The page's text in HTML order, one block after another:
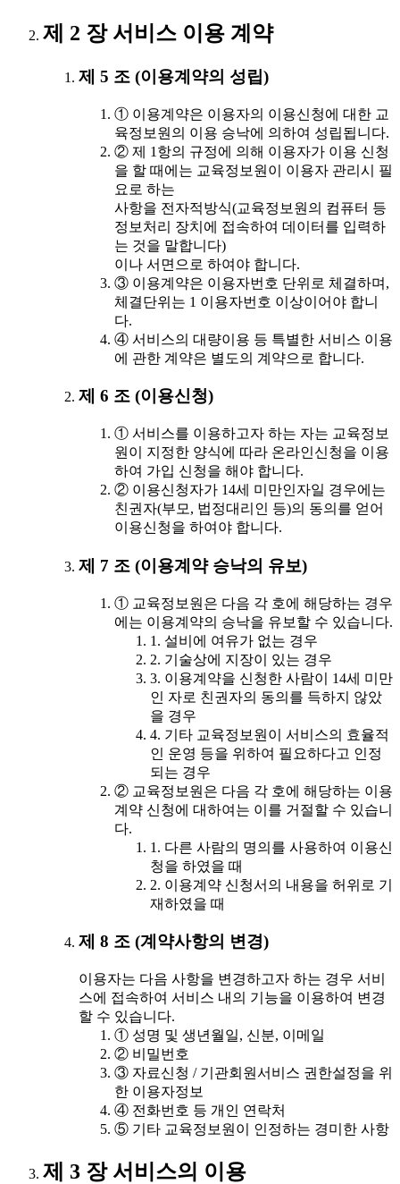
제 2 장 서비스 이용 계약
제 5 조 (이용계약의 성립)
① 이용계약은 이용자의 이용신청에 대한 교
육정보원의 이용 승낙에 의하여 성립됩니다.
② 제 1항의 규정에 의해 이용자가 이용 신청
을 할 때에는 교육정보원이 이용자 관리시 필
요로 하는
사항을 전자적방식(교육정보원의 컴퓨터 등
정보처리 장치에 접속하여 데이터를 입력하
는 것을 말합니다)
이나 서면으로 하여야 합니다.
③ 이용계약은 이용자번호 단위로 체결하며,
체결단위는 1 이용자번호 이상이어야 합니
다.
④ 서비스의 대량이용 등 특별한 서비스 이용
에 관한 계약은 별도의 계약으로 합니다.
제 6 조 (이용신청)
① 서비스를 이용하고자 하는 자는 교육정보
원이 지정한 양식에 따라 온라인신청을 이용
하여 가입 신청을 해야 합니다.
② 이용신청자가 14세 미만인자일 경우에는
친권자(부모, 법정대리인 등)의 동의를 얻어
이용신청을 하여야 합니다.
제 7 조 (이용계약 승낙의 유보)
① 교육정보원은 다음 각 호에 해당하는 경우
에는 이용계약의 승낙을 유보할 수 있습니다.
1. 설비에 여유가 없는 경우
2. 기술상에 지장이 있는 경우
3. 이용계약을 신청한 사람이 14세 미만
인 자로 친권자의 동의를 득하지 않았
을 경우
4. 기타 교육정보원이 서비스의 효율적
인 운영 등을 위하여 필요하다고 인정
되는 경우
② 교육정보원은 다음 각 호에 해당하는 이용
계약 신청에 대하여는 이를 거절할 수 있습니
다.
1. 다른 사람의 명의를 사용하여 이용신
청을 하였을 때
2. 이용계약 신청서의 내용을 허위로 기
재하였을 때
제 8 조 (계약사항의 변경)
이용자는 다음 사항을 변경하고자 하는 경우 서비
스에 접속하여 서비스 내의 기능을 이용하여 변경
할 수 있습니다.
① 성명 및 생년월일, 신분, 이메일
② 비밀번호
③ 자료신청 / 기관회원서비스 권한설정을 위
한 이용자정보
④ 전화번호 등 개인 연락처
⑤ 기타 교육정보원이 인정하는 경미한 사항
제 3 장 서비스의 이용